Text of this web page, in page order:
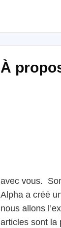
À
avec vous.
Alpha a créé
nous allons
articles sont la